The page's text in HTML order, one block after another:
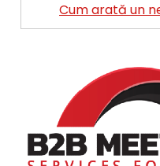
Cum arată un